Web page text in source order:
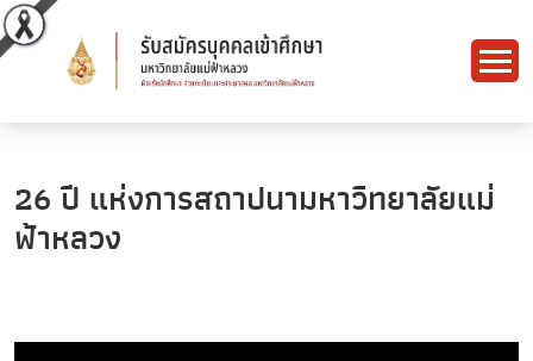
26 ปี แห่งการสถาปนามหาวิทยาลัยแม่
ฟ้าหลวง